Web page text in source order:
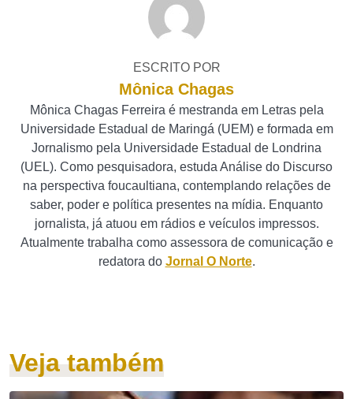
ESCRITO POR
Mônica Chagas
Mônica Chagas Ferreira é mestranda em Letras pela
Universidade Estadual de Maringá (UEM) e formada em
Jornalismo pela Universidade Estadual de Londrina
(UEL). Como pesquisadora, estuda Análise do Discurso
na perspectiva foucaultiana, contemplando relações de
saber, poder e política presentes na mídia. Enquanto
jornalista, já atuou em rádios e veículos impressos.
Atualmente trabalha como assessora de comunicação e
redatora do Jornal O Norte.
Veja também